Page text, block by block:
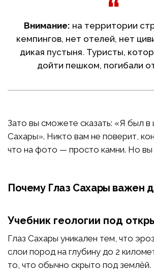
Внимание: на территории
кемпингов, нет отелей, нет
дикая пустыня. Туристы,
дойти пешком, погибали
Зато вы сможете сказать: «Я был в
Сахары». Никто вам не поверит,
что на фото — просто камни. Но вы
Почему Глаз Сахары важен
Учебник геологии под
Глаз Сахары уникален тем, что
слои пород на глубину до 2
то, что обычно скрыто под землёй.